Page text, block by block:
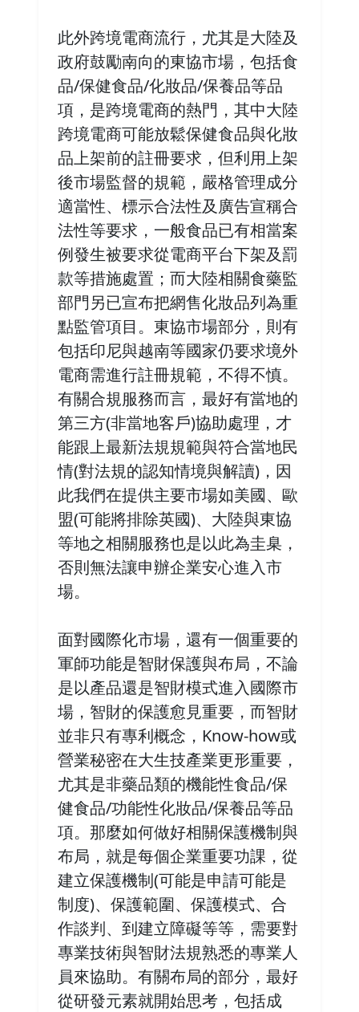
此外跨境電商流行，尤其是大陸及
政府鼓勵南向的東協市場，包括食
品/保健食品/化妝品/保養品等品
項，是跨境電商的熱門，其中大陸
跨境電商可能放鬆保健食品與化妝
品上架前的註冊要求，但利用上架
後市場監督的規範，嚴格管理成分
適當性、標示合法性及廣告宣稱合
法性等要求，一般食品已有相當案
例發生被要求從電商平台下架及罰
款等措施處置；而大陸相關食藥監
部門另已宣布把網售化妝品列為重
點監管項目。東協市場部分，則有
包括印尼與越南等國家仍要求境外
電商需進行註冊規範，不得不慎。
有關合規服務而言，最好有當地的
第三方(非當地客戶)協助處理，才
能跟上最新法規規範與符合當地民
情(對法規的認知情境與解讀)，因
此我們在提供主要市場如美國、歐
盟(可能將排除英國)、大陸與東協
等地之相關服務也是以此為圭臬，
否則無法讓申辦企業安心進入市
場。
面對國際化市場，還有一個重要的
軍師功能是智財保護與布局，不論
是以產品還是智財模式進入國際市
場，智財的保護愈見重要，而智財
並非只有專利概念，Know-how或
營業秘密在大生技產業更形重要，
尤其是非藥品類的機能性食品/保
健食品/功能性化妝品/保養品等品
項。那麼如何做好相關保護機制與
布局，就是每個企業重要功課，從
建立保護機制(可能是申請可能是
制度)、保護範圍、保護模式、合
作談判、到建立障礙等等，需要對
專業技術與智財法規熟悉的專業人
員來協助。有關布局的部分，最好
從研發元素就開始思考，包括成